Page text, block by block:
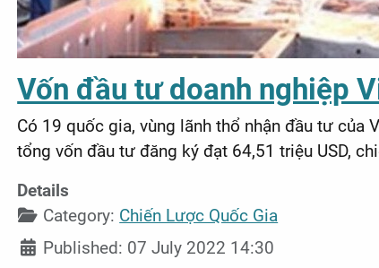
Vốn đầu tư doanh nghiệp
Có 19 quốc gia, vùng lãnh thổ nhận đầu tư
tổng vốn đầu tư đăng ký đạt 64,51 triệu USD,
Details
Category: Chiến Lược Quốc Gia
Published: 07 July 2022 14:30